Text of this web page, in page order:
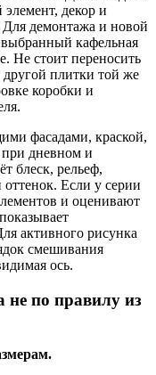
декор и
Для демонтажа и новой
кафельная
Не стоит переносить
другой плитки той же
коробки и
фасадами, краской,
дневном и
блеск, рельеф,
Если у серии
и оценивают
активного рисунка
смешивания
ось.
не по правилу из